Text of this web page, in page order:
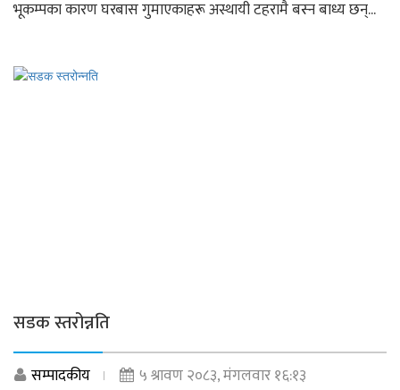
भूकम्पका कारण घरबास गुमाएकाहरू अस्थायी टहरामै बस्न बाध्य छन्...
सडक स्तरोन्नति
सम्पादकीय
५ श्रावण २०८३, मंगलवार १६:१३